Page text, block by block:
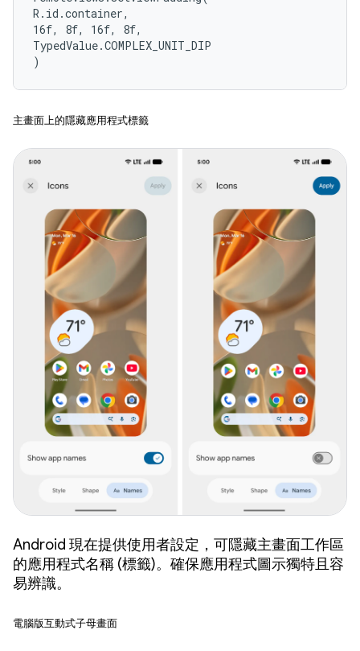
R.id.container,
16f, 8f, 16f, 8f,
TypedValue.COMPLEX_UNIT_DIP
)
主畫面上的隱藏應用程式標籤
Android 現在提供使用者設定，可隱藏主畫面工作區
的應用程式名稱 (標籤)。確保應用程式圖示獨特且容
易辨識。
電腦版互動式子母畫面